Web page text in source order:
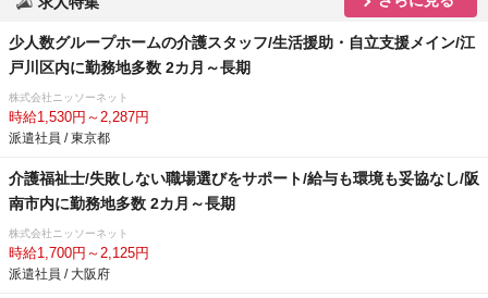
少人数グループホームの介護スタッフ/生活援助・自立支援メイン/江
戸川区内に勤務地多数 2カ月～長期
株式会社ニッソーネット
時給1,530円～2,287円
派遣社員 / 東京都
介護福祉士/失敗しない職場選びをサポート/給与も環境も妥協なし/阪
南市内に勤務地多数 2カ月～長期
株式会社ニッソーネット
時給1,700円～2,125円
派遣社員 / 大阪府